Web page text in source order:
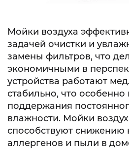
Мойки воздуха
задачей очистки и
замены фильтров, что
экономичными в
устройства работают
стабильно, что
поддержания
влажности. Мойки
способствуют снижению
аллергенов и пыли в